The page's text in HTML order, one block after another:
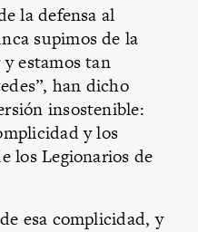
la defensa al
supimos de la
estamos tan
han dicho
insostenible:
y los
los Legionarios de
esa complicidad, y